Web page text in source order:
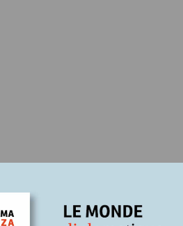
Fajardo En Edición N° 239